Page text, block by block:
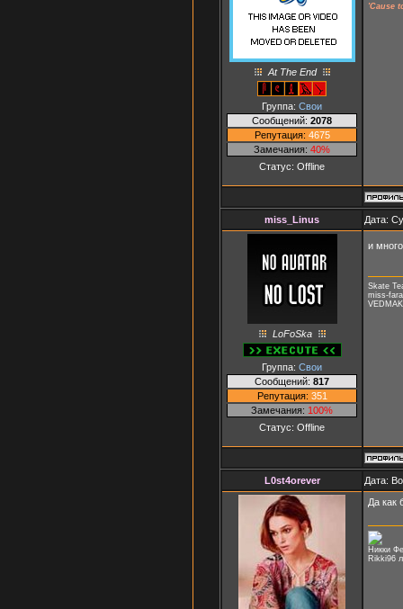
At The End
Группа: Свои
Сообщений: 2078
Репутация: 4675
Замечания: 40%
Статус: Offline
'Cause
miss_Linus Дата:
LoFoSka
Группа: Свои
Сообщений: 817
Репутация: 351
Замечания: 100%
Статус: Offline
и
Skate
miss-
L0st4orever Дата:
Да как
Никки
Rikki96